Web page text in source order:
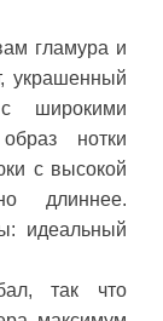
гламура и
украшенный
широкими
нотки
с высокой
длиннее.
идеальный
так что